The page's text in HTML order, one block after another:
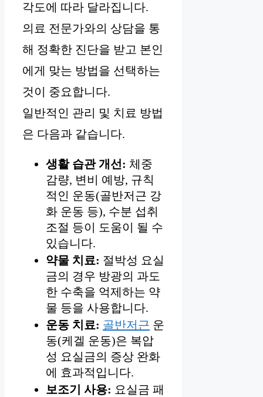
각도에 따라 달라집니다.
의료 전문가와의 상담을 통
해 정확한 진단을 받고 본인
에게 맞는 방법을 선택하는
것이 중요합니다.
일반적인 관리 및 치료 방법
은 다음과 같습니다.
생활 습관 개선: 체중
감량, 변비 예방, 규칙
적인 운동(골반저근 강
화 운동 등), 수분 섭취
조절 등이 도움이 될 수
있습니다.
약물 치료: 절박성 요실
금의 경우 방광의 과도
한 수축을 억제하는 약
물 등을 사용합니다.
운동 치료: 골반저근 운
동(케겔 운동)은 복압
성 요실금의 증상 완화
에 효과적입니다.
보조기 사용: 요실금 패